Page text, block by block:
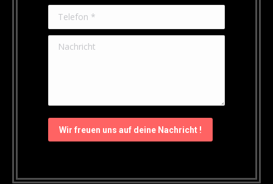
Telefon *
Nachricht
Wir freuen uns auf deine Nachricht !